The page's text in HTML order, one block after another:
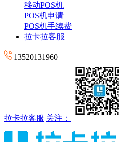
移动POS机
POS机申请
POS机手续费
拉卡拉客服
13520131960
拉卡拉客服 关注：